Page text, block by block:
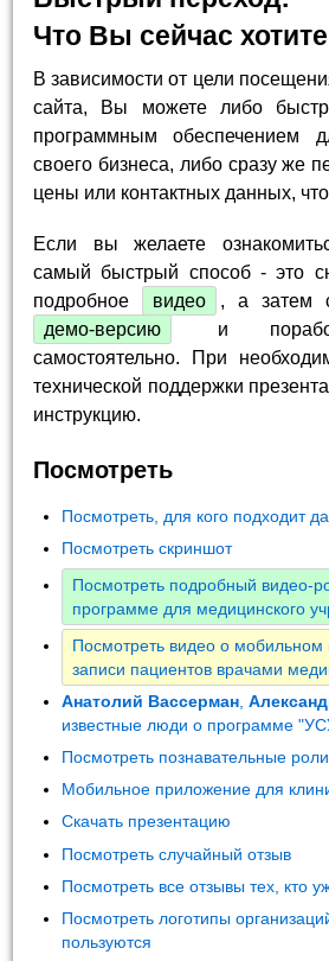
Что Вы сейчас
В зависимости от цели
сайта, Вы можете либо
программным обеспечением
своего бизнеса, либо сразу же
цены или контактных данных,
Если вы желаете
самый быстрый способ - это
подробное
видео
, а затем
демо-версию
и
самостоятельно. При
технической поддержки
инструкцию.
Посмотреть
Посмотреть, для кого подходит
Посмотреть скриншот
Посмотреть подробный видео-
программе для медицинского
Посмотреть видео о
записи пациентов врачами
Анатолий Вассерман ,
известные люди о программе
Посмотреть познавательные
Мобильное приложение для
Скачать презентацию
Посмотреть случайный отзыв
Посмотреть все отзывы тех, кто
Посмотреть логотипы
пользуются